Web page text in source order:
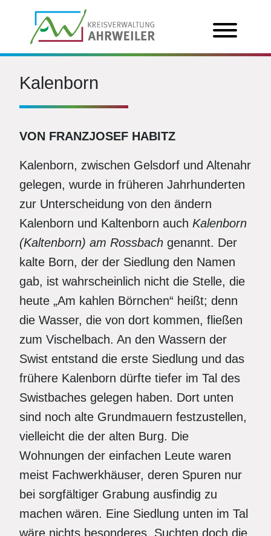
Kalenborn
VON FRANZJOSEF HABITZ
Kalenborn, zwischen Gelsdorf und Altenahr
gelegen, wurde in früheren Jahrhunderten
zur Unterscheidung von den ändern
Kalenborn und Kaltenborn auch Kalenborn
(Kaltenborn) am Rossbach genannt. Der
kalte Born, der der Siedlung den Namen
gab, ist wahrscheinlich nicht die Stelle, die
heute „Am kahlen Börnchen“ heißt; denn
die Wasser, die von dort kommen, fließen
zum Vischelbach. An den Wassern der
Swist entstand die erste Siedlung und das
frühere Kalenborn dürfte tiefer im Tal des
Swistbaches gelegen haben. Dort unten
sind noch alte Grundmauern festzustellen,
vielleicht die der alten Burg. Die
Wohnungen der einfachen Leute waren
meist Fachwerkhäuser, deren Spuren nur
bei sorgfältiger Grabung ausfindig zu
machen wären. Eine Siedlung unten im Tal
wäre nichts besonderes. Suchten doch die